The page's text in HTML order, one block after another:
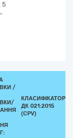
5
/
КЛАСИФІКАТОР
ДК 021:2015
(CPV)